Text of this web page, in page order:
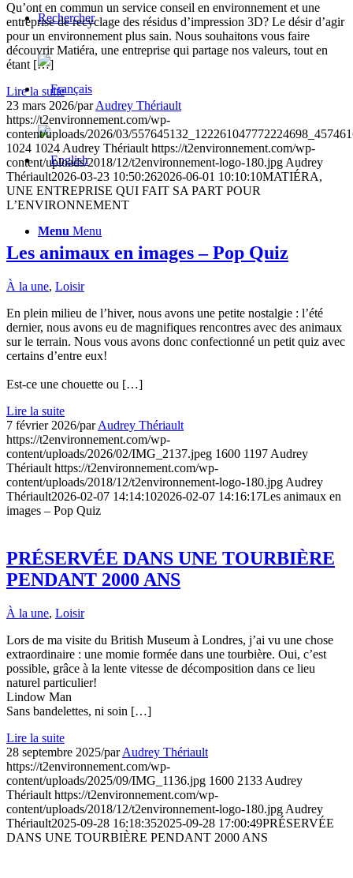
Rechercher
Menu Menu
Qu’ont en commun un service conseil en environnement et une
entreprise de recyclage des résidus d’impression 3D? Le désir d’agir
pour un environnement plus sain. Nous souhaitons vous faire
découvrir Matiéra, une entreprise qui partage nos valeurs, tout en
étant […]
Lire la suite
23 mars 2026/parAudrey Thériault
https://t2environnement.com/wp-
content/uploads/2026/03/
1024 1024 Audrey Thériault https://t2environnement.com/wp-
content/uploads/2018/12/t2environnement-logo-180.jpg Audrey
Thériault2026-03-23 10:50:262026-06-01 10:10:10MATIÉRA,
UNE ENTREPRISE QUI FAIT SA PART POUR
L’ENVIRONNEMENT
Les animaux en images – Pop Quiz
À la une, Loisir
En plein milieu de l’hiver, nous avons une petite nostalgie : l’été
dernier, nous avons eu de magnifiques rencontres avec des animaux
sur le terrain. Nous vous avons donc confectionné un petit quiz avec
certains d’entre eux!
Est-ce une chouette ou […]
Lire la suite
7 février 2026/parAudrey Thériault
https://t2environnement.com/wp-
content/uploads/2026/02/IMG_2137.jpeg 1600 1197 Audrey
Thériault https://t2environnement.com/wp-
content/uploads/2018/12/t2environnement-logo-180.jpg Audrey
Thériault2026-02-07 14:14:102026-02-07 14:16:17Les animaux en
images – Pop Quiz
PRÉSERVÉE DANS UNE TOURBIÈRE
PENDANT 2000 ANS
À la une, Loisir
Lors de ma visite du British Museum à Londres, j’ai vu une chose
extraordinaire : une momie formée dans une tourbière. Oui, c’est
possible, grâce à la lente vitesse de décomposition dans ce lieu
naturel particulier!
Lindow Man
Sans bandelettes, ni soin […]
Lire la suite
28 septembre 2025/parAudrey Thériault
https://t2environnement.com/wp-
content/uploads/2025/09/IMG_1136.jpg 1600 2133 Audrey
Thériault https://t2environnement.com/wp-
content/uploads/2018/12/t2environnement-logo-180.jpg Audrey
Thériault2025-09-28 16:18:352025-09-28 17:00:49PRÉSERVÉE
DANS UNE TOURBIÈRE PENDANT 2000 ANS